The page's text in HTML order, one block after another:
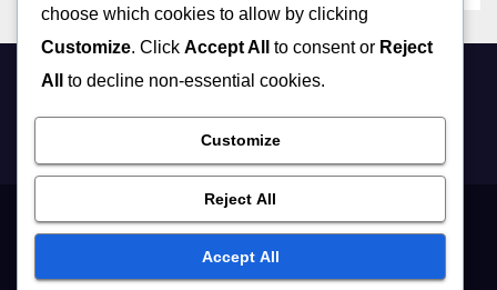
punga.tv
Общи условияПолитика за защита на данните
Бисквитки и проследяванеСвържете се с насЗа нас
choose which cookies to allow by clicking
Customize. Click Accept All to consent or Reject
All
to decline non-essential cookies.
Customize
Reject All
Accept All